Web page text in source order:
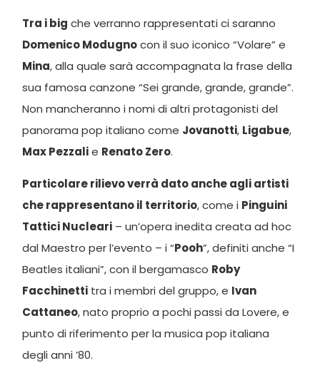
Tra i big che verranno rappresentati ci saranno
Domenico Modugnocon il suo iconico “Volare” e
Mina, alla quale sarà accompagnata la frase della
sua famosa canzone “Sei grande, grande, grande”.
Non mancheranno i nomi di altri protagonisti del
panorama pop italiano come Jovanotti, Ligabue,
Max Pezzalie Renato Zero.
Particolare rilievo verrà dato anche agli artisti
che rappresentano il territorio, come i Pinguini
Tattici Nucleari – un’opera inedita creata ad hoc
dal Maestro per l’evento – i “Pooh”, definiti anche “I
Beatles italiani”, con il bergamasco Roby
Facchinetti tra i membri del gruppo, e Ivan
Cattaneo, nato proprio a pochi passi da Lovere, e
punto di riferimento per la musica pop italiana
degli anni ’80.